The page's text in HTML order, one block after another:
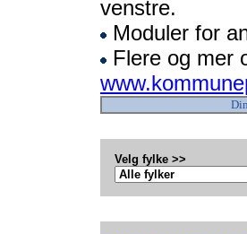
venstre.
Moduler for
Flere og mer
Velg fylke >>